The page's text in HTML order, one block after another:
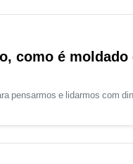
como é moldado
pensarmos e lidarmos com